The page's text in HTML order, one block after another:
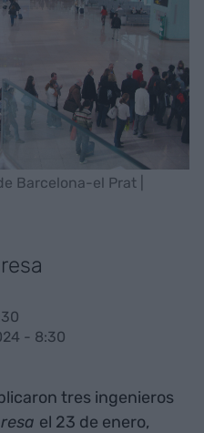
Barcelona-el Prat |
- 8:30
tres ingenieros
el 23 de enero,